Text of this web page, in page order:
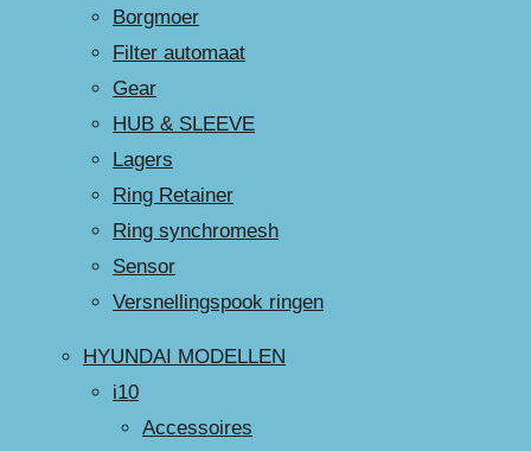
Borgmoer
Filter automaat
Gear
HUB & SLEEVE
Lagers
Ring Retainer
Ring synchromesh
Sensor
Versnellingspook ringen
HYUNDAI MODELLEN
i10
Accessoires